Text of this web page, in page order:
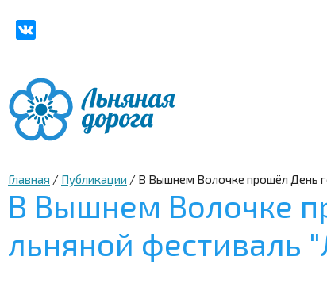
Главная / Публикации / В Вышнем Волочке прошёл День
В Вышнем Волочке
льняной фестиваль